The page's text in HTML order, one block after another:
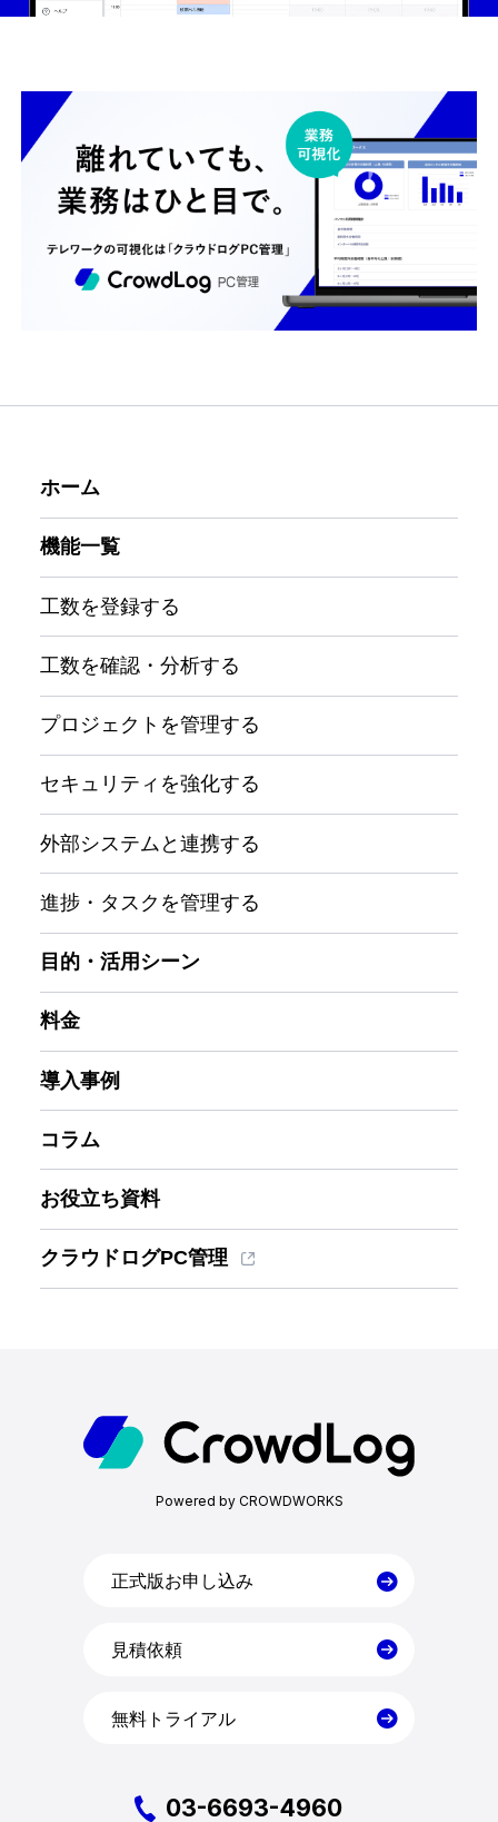
機能一覧
目的・活用シーン
料金
導入事例
お役立ち資料
ホーム
機能一覧
工数を登録する
工数を確認・分析する
プロジェクトを管理する
セキュリティを強化する
外部システムと連携する
進捗・タスクを管理する
目的・活用シーン
料金
導入事例
コラム
お役立ち資料
クラウドログPC管理
Powered by CROWDWORKS
正式版お申し込み
見積依頼
無料トライアル
03-6693-4960